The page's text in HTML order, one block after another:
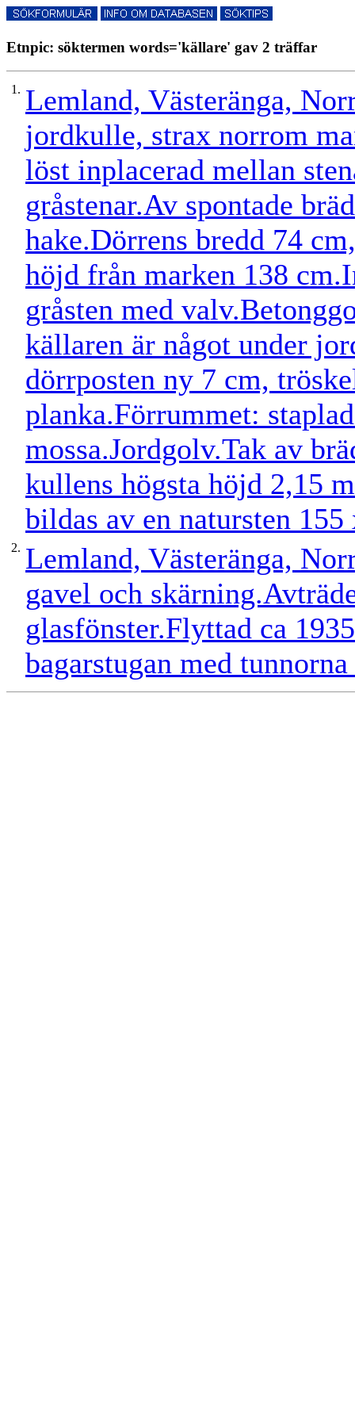
Etnpic: söktermen words='källare' gav 2 träffar
1. Lemland, Västeränga,
jordkulle, strax norrom
löst inplacerad mellan
gråstenar.Av spontade
hake.Dörrens bredd 74
höjd från marken 138
gråsten med
källaren är något under
dörrposten ny 7 cm,
planka.Förrummet:
mossa.Jordgolv.Tak av
kullens högsta höjd 2,15
bildas av en natursten
2. Lemland, Västeränga,
gavel och
glasfönster.Flyttad ca
bagarstugan med